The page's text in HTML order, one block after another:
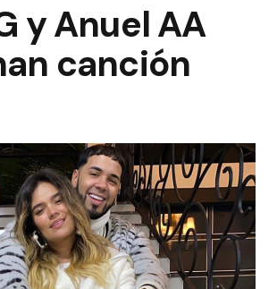
y Anuel AA
canción